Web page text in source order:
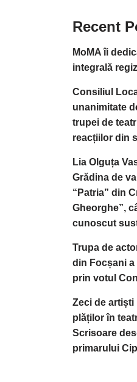
Recent
MoMA îi
integrală
Consiliul
unanimitate
trupei de
reacțiilor din
Lia Olguța
Grădina de
“Patria” din
Gheorghe”,
cunoscut
Trupa de
din Focșani
prin votul
Zeci de artiști
plăților în
Scrisoare
primarului